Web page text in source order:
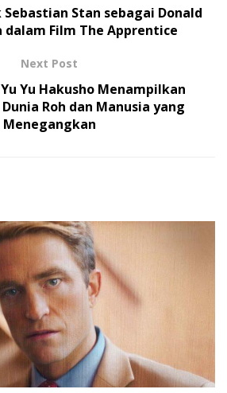
Sebastian Stan sebagai Donald
dalam Film The Apprentice
Next Post
Yu Hakusho Menampilkan
Roh dan Manusia yang
Menegangkan